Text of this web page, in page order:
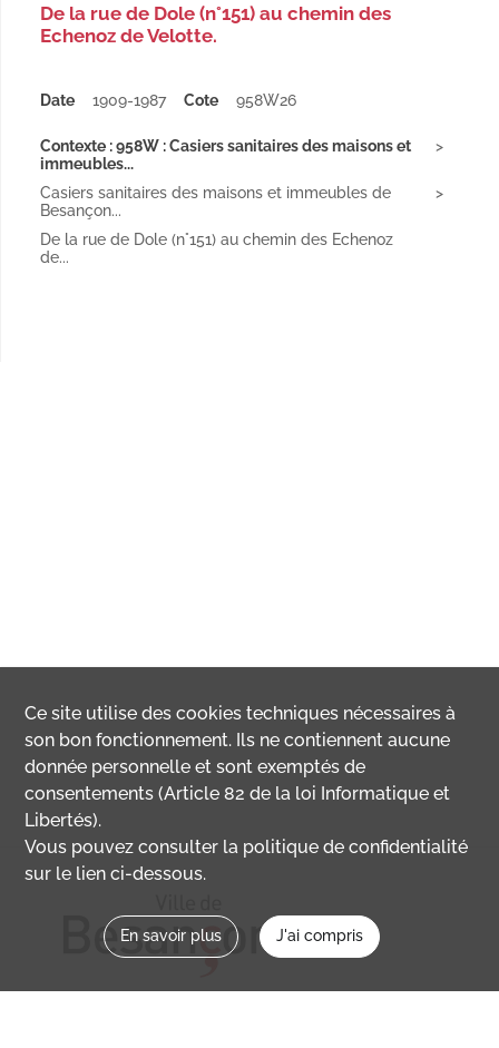
De la rue de Dole (n°151) au chemin des
Echenoz de Velotte.
Date 1909-1987 Cote 958W26
Contexte : 958W : Casiers sanitaires des maisons et
immeubles...
Casiers sanitaires des maisons et immeubles de
Besançon...
De la rue de Dole (n°151) au chemin des Echenoz
de...
Ce site utilise descookies techniques nécessaires à
son bon fonctionnement. Ils ne contiennent aucune
donnée personnelle et sont exemptés de
consentements (Article 82 de la loi Informatique et
Libertés).
Vous pouvez consulter la politique de confidentialité
sur le lien ci-dessous.
En savoir plus J'ai compris